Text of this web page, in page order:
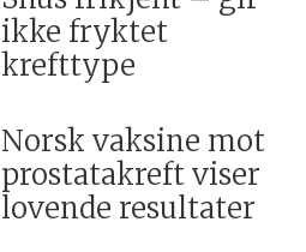
ikke fryktet
krefttype
Norsk vaksine mot
prostatakreft viser
lovende resultater